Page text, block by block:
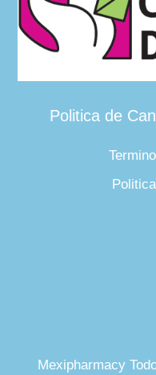
Politica de
Mexipharmacy